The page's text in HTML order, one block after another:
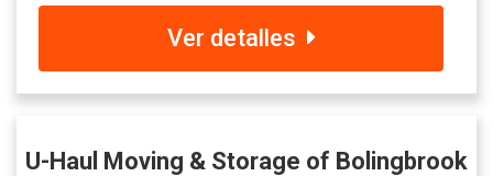
Ver detalles
U-Haul Moving & Storage of Bolingbrook